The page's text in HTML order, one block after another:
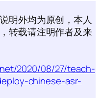
明外均为原创，本人
转载请注明作者及来
2020/08/27/teach-
chinese-asr-